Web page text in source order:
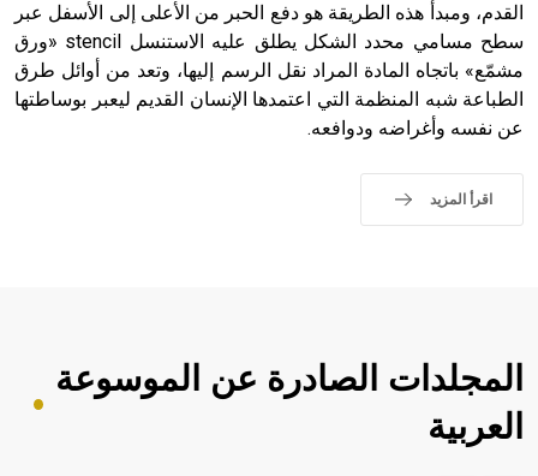
القدم، ومبدأ هذه الطريقة هو دفع الحبر من الأعلى إلى الأسفل عبر
سطح مسامي محدد الشكل يطلق عليه الاستنسل stencil «ورق
مشمّع» باتجاه المادة المراد نقل الرسم إليها، وتعد من أوائل طرق
الطباعة شبه المنظمة التي اعتمدها الإنسان القديم ليعبر بوساطتها
عن نفسه وأغراضه ودوافعه.
اقرأ المزيد
المجلدات الصادرة عن الموسوعة
العربية